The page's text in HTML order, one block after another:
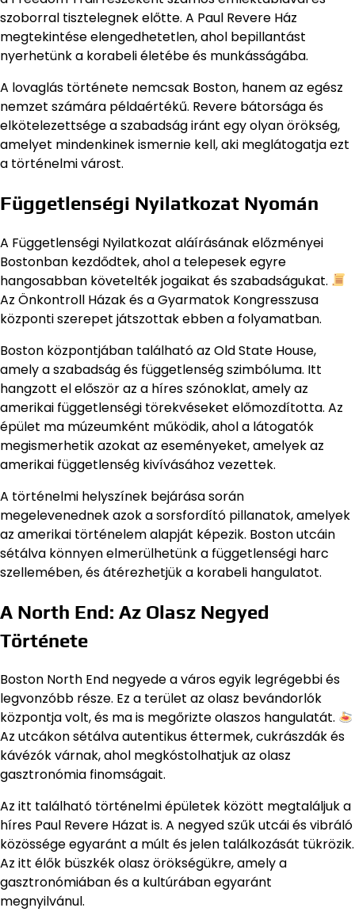
szoborral tisztelegnek előtte. A Paul Revere Ház
megtekintése elengedhetetlen, ahol bepillantást
nyerhetünk a korabeli életébe és munkásságába.
A lovaglás története nemcsak Boston, hanem az egész
nemzet számára példaértékű. Revere bátorsága és
elkötelezettsége a szabadság iránt egy olyan örökség,
amelyet mindenkinek ismernie kell, aki meglátogatja ezt
a történelmi várost.
Függetlenségi Nyilatkozat Nyomán
A Függetlenségi Nyilatkozat aláírásának előzményei
Bostonban kezdődtek, ahol a telepesek egyre
hangosabban követelték jogaikat és szabadságukat.
Az Önkontroll Házak és a Gyarmatok Kongresszusa
központi szerepet játszottak ebben a folyamatban.
Boston központjában található az Old State House,
amely a szabadság és függetlenség szimbóluma. Itt
hangzott el először az a híres szónoklat, amely az
amerikai függetlenségi törekvéseket előmozdította. Az
épület ma múzeumként működik, ahol a látogatók
megismerhetik azokat az eseményeket, amelyek az
amerikai függetlenség kivívásához vezettek.
A történelmi helyszínek bejárása során
megelevenednek azok a sorsfordító pillanatok, amelyek
az amerikai történelem alapját képezik. Boston utcáin
sétálva könnyen elmerülhetünk a függetlenségi harc
szellemében, és átérezhetjük a korabeli hangulatot.
A North End: Az Olasz Negyed
Története
Boston North End negyede a város egyik legrégebbi és
legvonzóbb része. Ez a terület az olasz bevándorlók
központja volt, és ma is megőrizte olaszos hangulatát.
Az utcákon sétálva autentikus éttermek, cukrászdák és
kávézók várnak, ahol megkóstolhatjuk az olasz
gasztronómia finomságait.
Az itt található történelmi épületek között megtaláljuk a
híres Paul Revere Házat is. A negyed szűk utcái és vibráló
közössége egyaránt a múlt és jelen találkozását tükrözik.
Az itt élők büszkék olasz örökségükre, amely a
gasztronómiában és a kultúrában egyaránt
megnyilvánul.